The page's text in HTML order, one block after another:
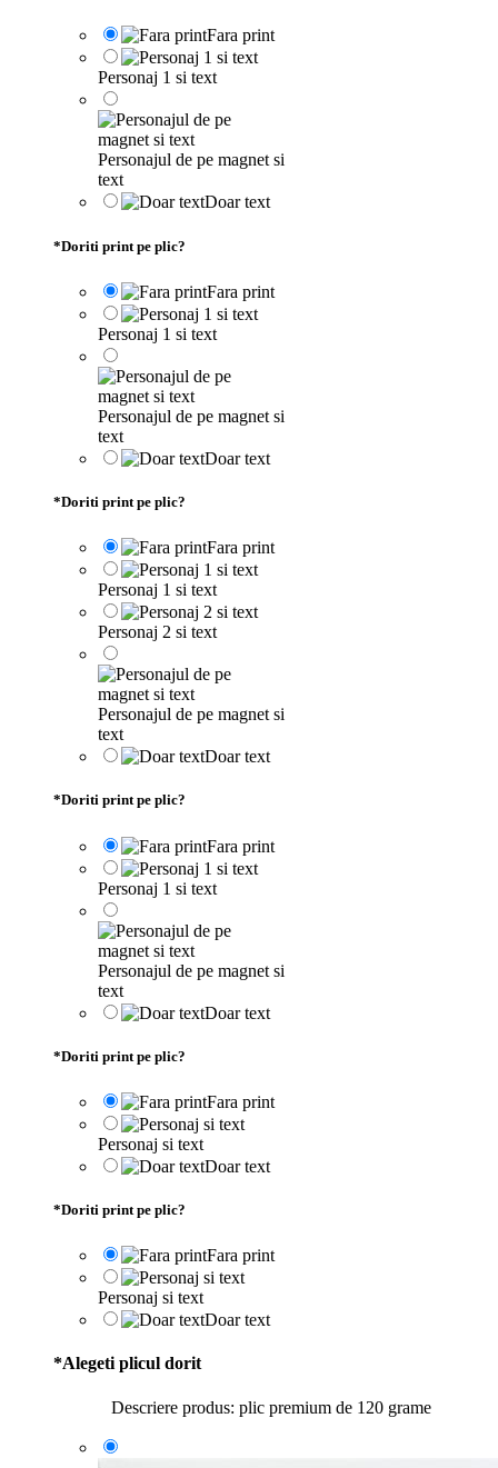
Fara print
Personaj 1 si text
Personajul de pe magnet si
text
Doar text
*Doriti print pe plic?
Fara print
Personaj 1 si text
Personajul de pe magnet si
text
Doar text
*Doriti print pe plic?
Fara print
Personaj 1 si text
Personaj 2 si text
Personajul de pe magnet si
text
Doar text
*Doriti print pe plic?
Fara print
Personaj 1 si text
Personajul de pe magnet si
text
Doar text
*Doriti print pe plic?
Fara print
Personaj si text
Doar text
*Doriti print pe plic?
Fara print
Personaj si text
Doar text
*Alegeti plicul dorit
Descriere produs: plic premium de 120 grame